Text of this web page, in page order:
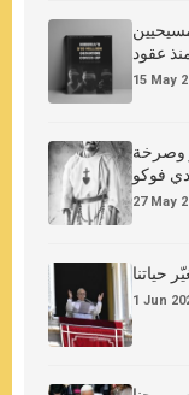
عقود
15 May
وصرخة
فوكو
27 May
حياتنا
1 Jun